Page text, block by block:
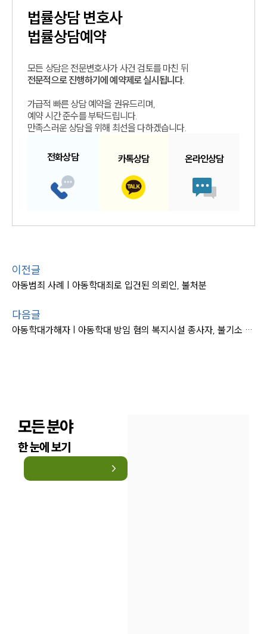
법률상담변호사
법률상담예약
모든 상담은 전문변호사가 사건 검토를 마친 뒤
전문적으로 진행하기에 예약제로 실시됩니다.
가급적 빠른 상담 예약을 권유드리며,
예약 시간 준수를 부탁드립니다.
만족스러운 상담을 위해 최선을 다하겠습니다.
전화상담 카톡상담 온라인상담
이전글
아동범죄 사례 | 아동학대죄로 입건된 의뢰인, 불처분
다음글
아동학대가해자 | 아동학대 방임 혐의 복지시설 종사자, 불기소 처분
모든 분야
한 눈에 보기